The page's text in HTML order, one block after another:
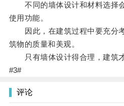
不同的墙体设计和材料选择
使用功能。
因此，在建筑过程中要充分
筑物的质量和美观。
只有墙体设计得合理，建筑才
#3#
评论